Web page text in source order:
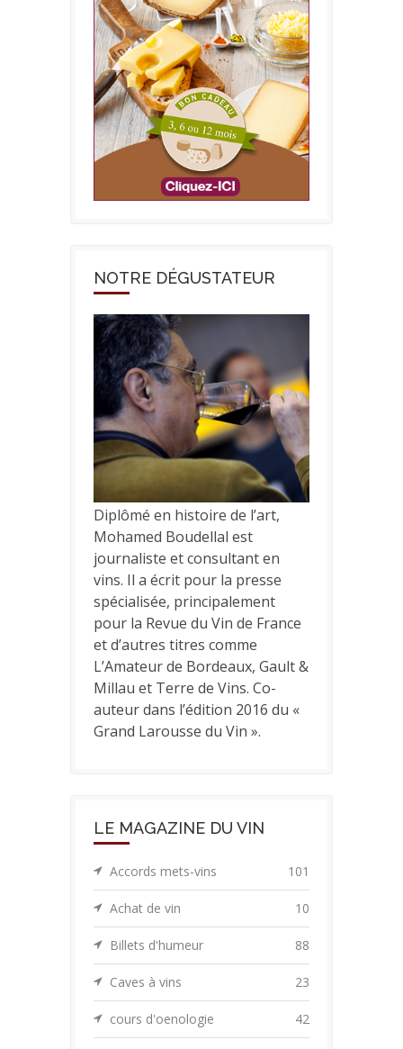
NOTRE DÉGUSTATEUR
Diplômé en histoire de l’art,
Mohamed Boudellal est
journaliste et consultant en
vins. Il a écrit pour la presse
spécialisée, principalement
pour la Revue du Vin de France
et d’autres titres comme
L’Amateur de Bordeaux, Gault &
Millau et Terre de Vins. Co-
auteur dans l’édition 2016 du «
Grand Larousse du Vin ».
LE MAGAZINE DU VIN
Accords mets-vins 101
Achat de vin 10
Billets d'humeur 88
Caves à vins 23
cours d'oenologie 42